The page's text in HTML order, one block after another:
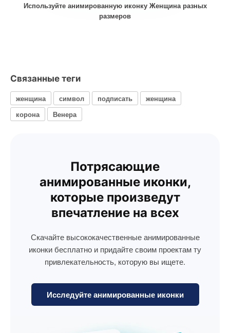
Используйте анимированную иконку Женщина разных
размеров
Связанные теги
женщина символ подписать
женщина
корона
Венера
Потрясающие
анимированные иконки,
которые произведут
впечатление на всех
Скачайте высококачественные анимированные
иконки бесплатно и придайте своим проектам ту
привлекательность, которую вы ищете.
Исследуйте анимированные иконки